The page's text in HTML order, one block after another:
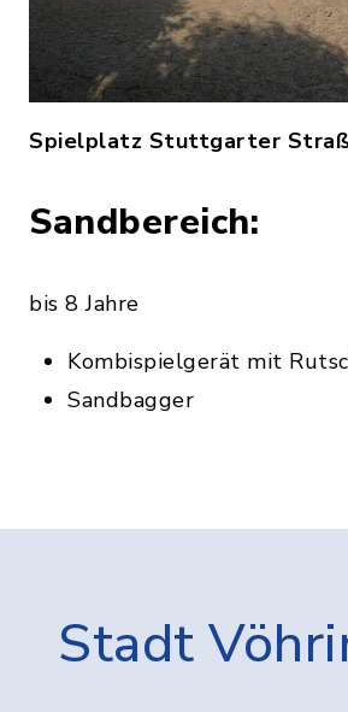
Spielplatz Stuttgarter
Sandbereich:
bis 8 Jahre
Kombispielgerät mit
Sandbagger
Stadt